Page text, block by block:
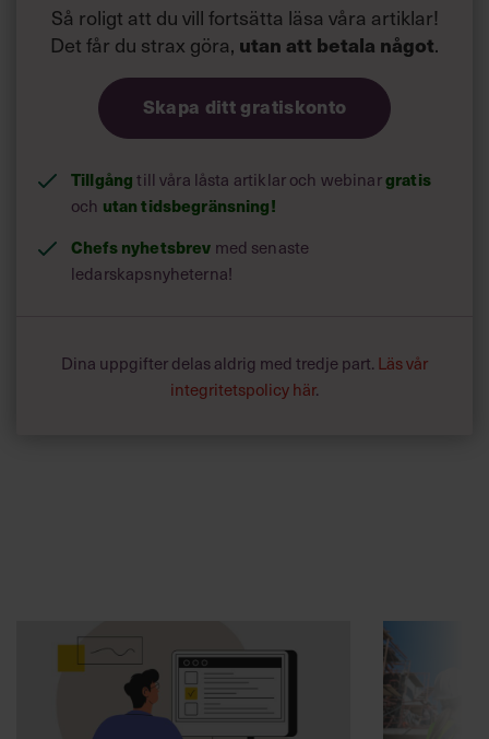
Så roligt att du vill fortsätta läsa våra artiklar!
Det får du strax göra, utan att betala något.
Skapa ditt gratiskonto
Tillgångtill våra låsta artiklar och webinargratis
och utan tidsbegränsning!
Chefs nyhetsbrev med senaste
ledarskapsnyheterna!
Dina uppgifter delas aldrig med tredje part. Läs vår
integritetspolicy här.